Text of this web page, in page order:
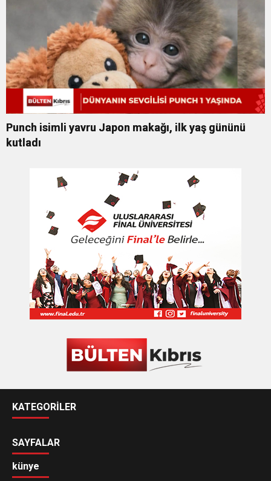
Punch isimli yavru Japon makağı, ilk yaş gününü
kutladı
KATEGORİLER
SAYFALAR
künye